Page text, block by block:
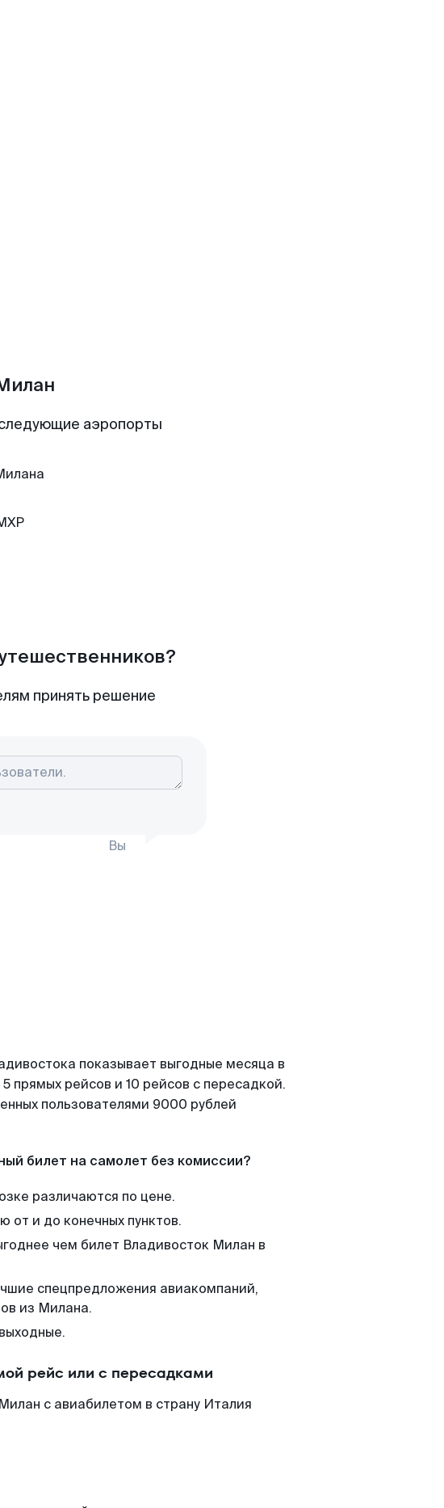
аэропорты
принять решение
Вы
показывает выгодные месяца в
рейсов и 10 рейсов с пересадкой.
пользователями 9000 рублей
билет на самолет без комиссии?
различаются по цене.
от и до конечных пунктов.
чем билет Владивосток Милан в
спецпредложения авиакомпаний,
из Милана.
рейс или с пересадками
с авиабилетом в страну Италия